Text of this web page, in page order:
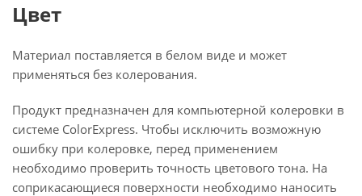
Цвет
Материал поставляется в белом виде и может
применяться без колерования.
Продукт предназначен для компьютерной колеровки в
системе ColorExpress. Чтобы исключить возможную
ошибку при колеровке, перед применением
необходимо проверить точность цветового тона. На
соприкасающиеся поверхности необходимо наносить